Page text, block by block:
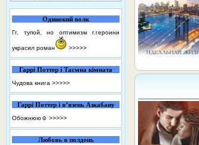
Одинокий волк
Гг. тупой, но оптимизм г.героини
украсил роман >>>>>
Гаррі Поттер і Таємна кімната
Чудова книга >>>>>
Гаррі Поттер і в’язень Азкабану
Обожнюю☺️ >>>>>
Любовь в полдень